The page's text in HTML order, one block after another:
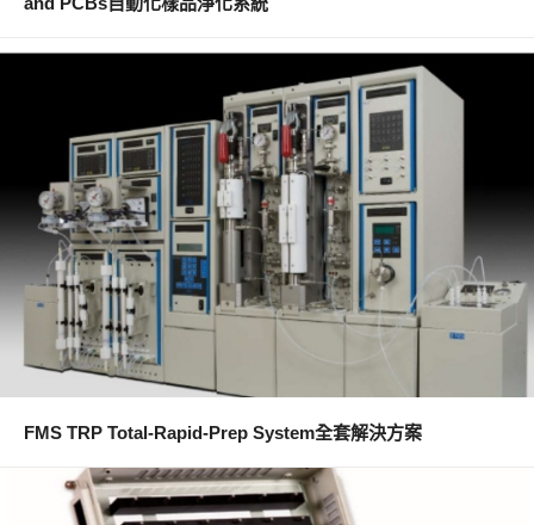
FMS TRP Total-Rapid-Prep System全套解決方案